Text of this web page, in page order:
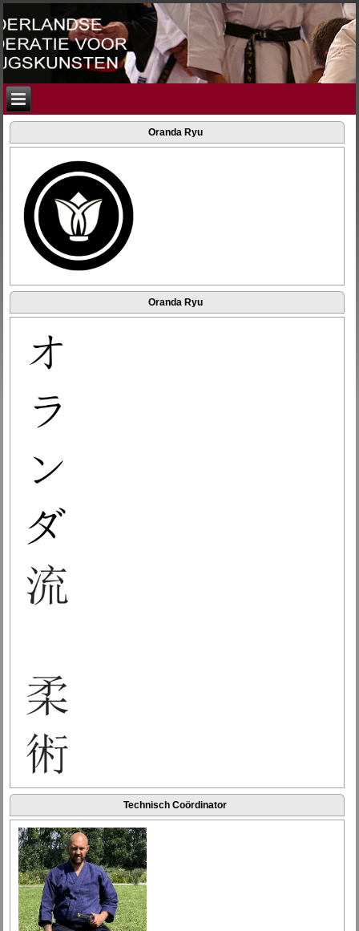
Oranda Ryu
Oranda Ryu
Technisch Coördinator